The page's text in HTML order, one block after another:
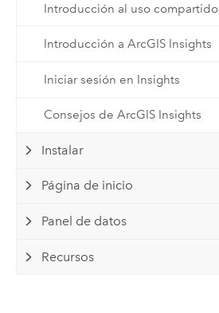
Introducción al uso compartido
Introducción a ArcGIS Insights
Iniciar sesión en Insights
Consejos de ArcGIS Insights
Instalar
Página de inicio
Panel de datos
Recursos